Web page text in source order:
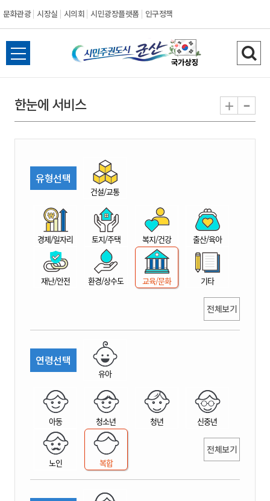
문화관광 시장실 시의회 시민광장플랫폼 인구정책
시
민
권
시
산
전
체
뉴
열
검
색
기
한눈에 서비스 + -
유형선택
건설/교통
경제/일자리 토지/주택 복지/건강 출산/육아
재난/안전 환경/상수도 교육/문화 기타
전체보기
연령선택
유아
아동 청소년 청년 신중년
노인 복합
전체보기